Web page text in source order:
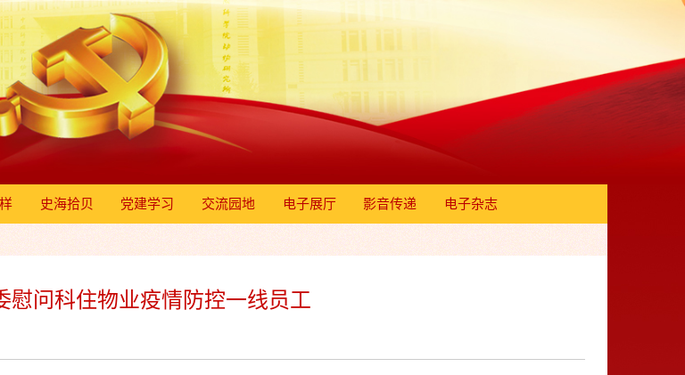
史海拾贝 党建学习 交流园地 电子展厅 影音传递 电子杂志
慰问科住物业疫情防控一线员工